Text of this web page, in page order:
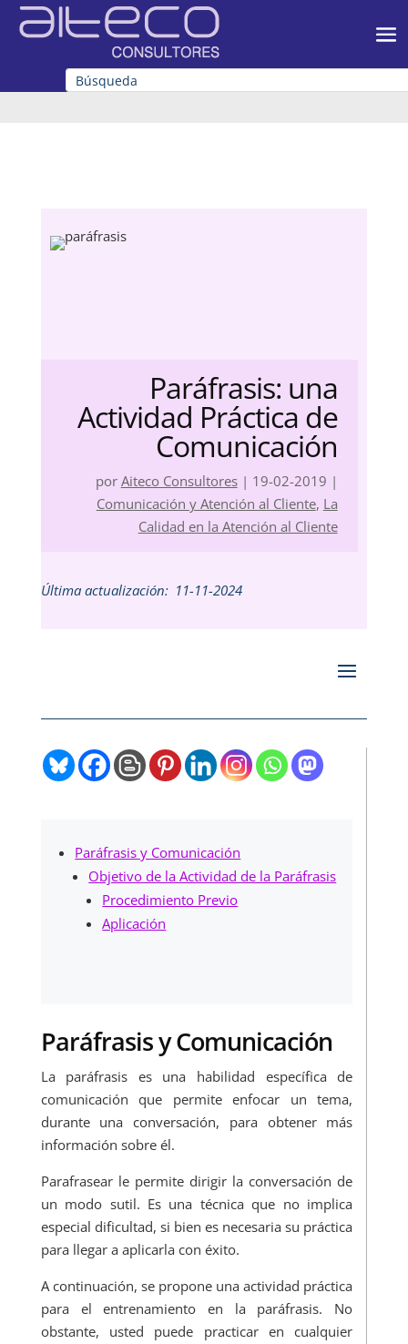
Paráfrasis: una
Actividad Práctica de
Comunicación
por Aiteco Consultores| 19-02-2019 |
Comunicación y Atención al Cliente, La
Calidad en la Atención al Cliente
Última actualización: 11-11-2024
Paráfrasis y Comunicación
Objetivo de la Actividad de la Paráfrasis
Procedimiento Previo
Aplicación
Paráfrasis y Comunicación
La paráfrasis es una habilidad específica de
comunicación que permite enfocar un tema,
durante una conversación, para obtener más
información sobre él.
Parafrasear le permite dirigir la conversación de
un modo sutil. Es una técnica que no implica
especial dificultad, si bien es necesaria su práctica
para llegar a aplicarla con éxito.
A continuación, se propone una actividad práctica
para el entrenamiento en la paráfrasis. No
obstante, usted puede practicar en cualquier